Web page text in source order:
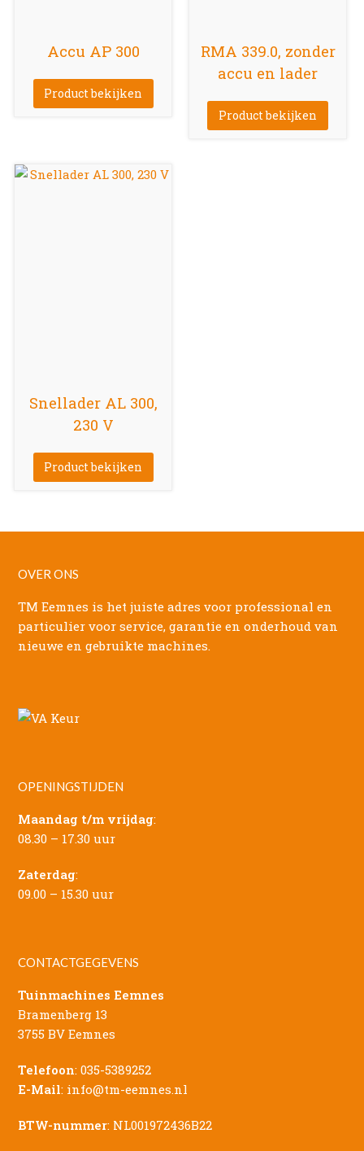
Accu AP 300
Product bekijken
RMA 339.0, zonder
accu en lader
Product bekijken
Snellader AL 300,
230 V
Product bekijken
OVER ONS
TM Eemnes is het juiste adres voor professional en
particulier voor service, garantie en onderhoud van
nieuwe en gebruikte machines.
OPENINGSTIJDEN
Maandag t/m vrijdag:
08.30 – 17.30 uur
Zaterdag:
09.00 – 15.30 uur
CONTACTGEGEVENS
Tuinmachines Eemnes
Bramenberg 13
3755 BV Eemnes
Telefoon:035-5389252
E-Mail: info@tm-eemnes.nl
BTW-nummer: NL001972436B22